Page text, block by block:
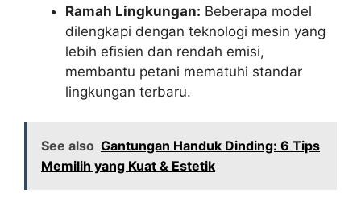
Ramah Lingkungan: Beberapa model
dilengkapi dengan teknologi mesin yang
lebih efisien dan rendah emisi,
membantu petani mematuhi standar
lingkungan terbaru.
See also Gantungan Handuk Dinding: 6 Tips
Memilih yang Kuat & Estetik